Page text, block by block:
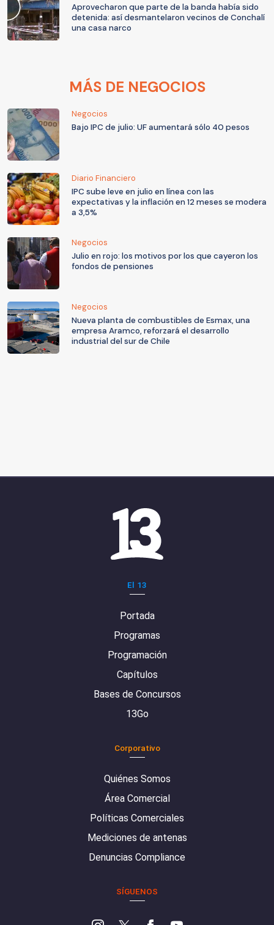
Aprovecharon que parte de la banda había sido
detenida: así desmantelaron vecinos de Conchalí
una casa narco
MÁS DE NEGOCIOS
Negocios
Bajo IPC de julio: UF aumentará sólo 40 pesos
Diario Financiero
IPC sube leve en julio en línea con las
expectativas y la inflación en 12 meses se modera
a 3,5%
Negocios
Julio en rojo: los motivos por los que cayeron los
fondos de pensiones
Negocios
Nueva planta de combustibles de Esmax, una
empresa Aramco, reforzará el desarrollo
industrial del sur de Chile
El 13
Portada
Programas
Programación
Capítulos
Bases de Concursos
13Go
Corporativo
Quiénes Somos
Área Comercial
Políticas Comerciales
Mediciones de antenas
Denuncias Compliance
SÍGUENOS